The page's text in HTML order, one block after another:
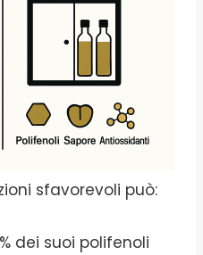
sfavorevoli può:
dei suoi polifenoli